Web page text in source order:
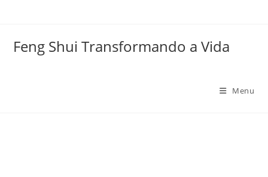
conteúdo
Feng Shui Transformando a Vida
Menu